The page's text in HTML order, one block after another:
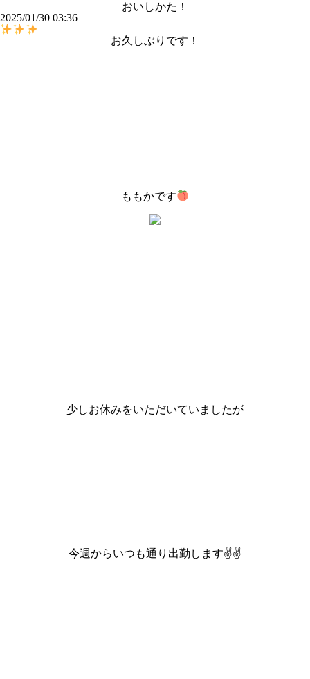
おいしかた！
2025/01/30 03:36
お久しぶりです！
ももかです
少しお休みをいただいていましたが
今週からいつも通り出勤します✌️✌️